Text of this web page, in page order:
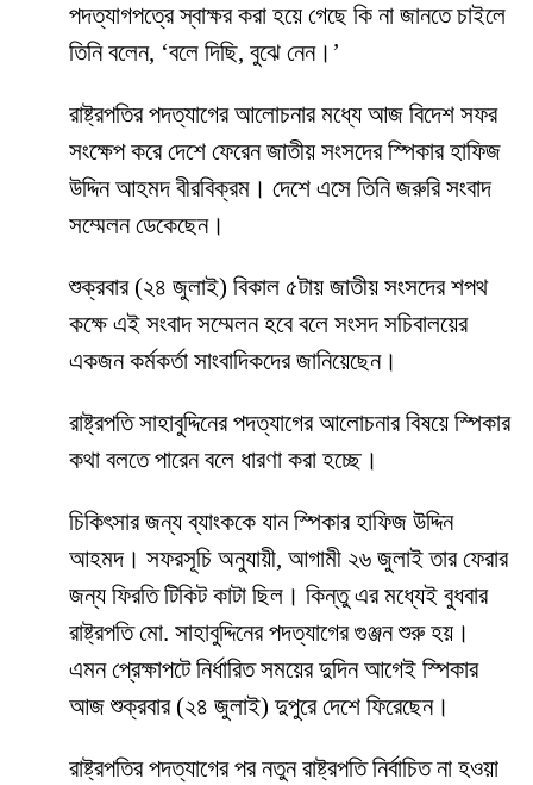
পদত্যাগপত্রে স্বাক্ষর করা হয়ে গেছে কি না জানতে চাইলে
তিনি বলেন, ‘বলে দিছি, বুঝে নেন।’
রাষ্ট্রপতির পদত্যাগের আলোচনার মধ্যে আজ বিদেশ সফর
সংক্ষেপ করে দেশে ফেরেন জাতীয় সংসদের স্পিকার হাফিজ
উদ্দিন আহমদ বীরবিক্রম। দেশে এসে তিনি জরুরি সংবাদ
সম্মেলন ডেকেছেন।
শুক্রবার (২৪ জুলাই) বিকাল ৫টায় জাতীয় সংসদের শপথ
কক্ষে এই সংবাদ সম্মেলন হবে বলে সংসদ সচিবালয়ের
একজন কর্মকর্তা সাংবাদিকদের জানিয়েছেন।
রাষ্ট্রপতি সাহাবুদ্দিনের পদত্যাগের আলোচনার বিষয়ে স্পিকার
কথা বলতে পারেন বলে ধারণা করা হচ্ছে।
চিকিৎসার জন্য ব্যাংককে যান স্পিকার হাফিজ উদ্দিন
আহমদ। সফরসূচি অনুযায়ী, আগামী ২৬ জুলাই তার ফেরার
জন্য ফিরতি টিকিট কাটা ছিল। কিন্তু এর মধ্যেই বুধবার
রাষ্ট্রপতি মো. সাহাবুদ্দিনের পদত্যাগের গুঞ্জন শুরু হয়।
এমন প্রেক্ষাপটে নির্ধারিত সময়ের দুদিন আগেই স্পিকার
আজ শুক্রবার (২৪ জুলাই) দুপুরে দেশে ফিরেছেন।
রাষ্ট্রপতির পদত্যাগের পর নতুন রাষ্ট্রপতি নির্বাচিত না হওয়া